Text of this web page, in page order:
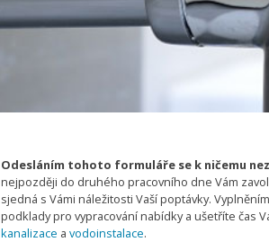
Odesláním tohoto formuláře se k ničemu
nejpozději do druhého pracovního dne Vám
sjedná s Vámi náležitosti Vaší poptávky.
podklady pro vypracování nabídky a ušetříte čas
kanalizace a vodoinstalace.